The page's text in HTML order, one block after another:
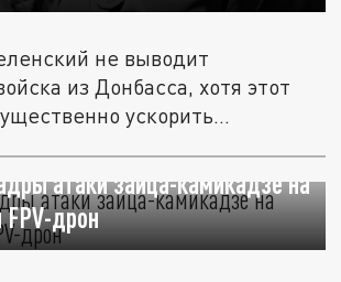
не выводит
из Донбасса, хотя этот
ускорить...
атаки зайца-камикадзе на
дрон